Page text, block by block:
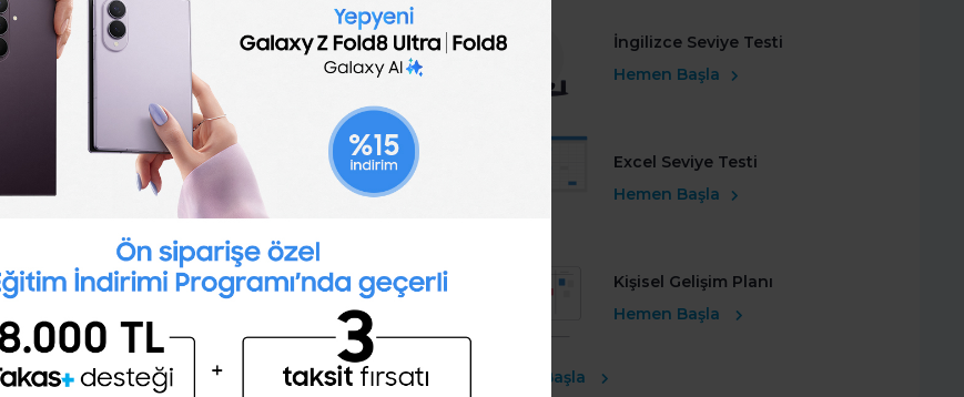
İngilizce seviyeni öğrenmek
ister misin ?
(A1,A2,B1,B2,C1,C2)
bizi harekete geçirenlere atfettiğimiz değer
yapay” mevzusunu da fazlaca dinleyip iş
düşünceleri bir kenara bırakıp iş
ve aidiyet duygumuzu
yapılan bir araştırmada güzel arkadaşlıkların
olan etkisinin önemine dikkat çekilmekte,
bireysel hem kurumsal getirileri göz önüne
güzeldir.
İngilizce Seviye Testi
Hemen Başla
Excel Seviye Testi
Hemen Başla
Kişisel Gelişim Planı
Hemen Başla
Ücretsiz Başla